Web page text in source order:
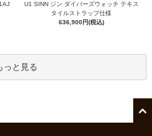
U1 SINN ジン ダイバーズウォッチ テキス
タイルストラップ仕様
636,900円(税込)
っと見る